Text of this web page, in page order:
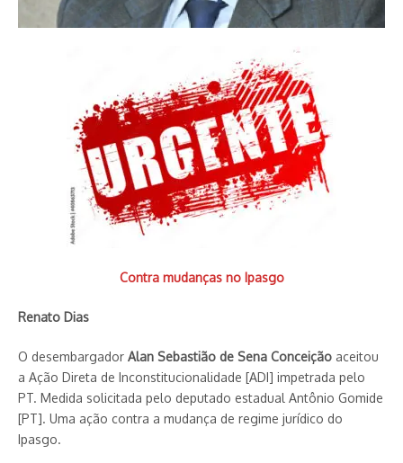
Contra mudanças no Ipasgo
Renato Dias
O desembargador Alan Sebastião de Sena Conceição aceitou
a Ação Direta de Inconstituciona­lidade [ADI] impetrada pelo
PT. Medida solicitada pelo deputado estadual Antônio Gomide
[PT]. Uma ação contra a mudança de regime jurídico do
Ipasgo.